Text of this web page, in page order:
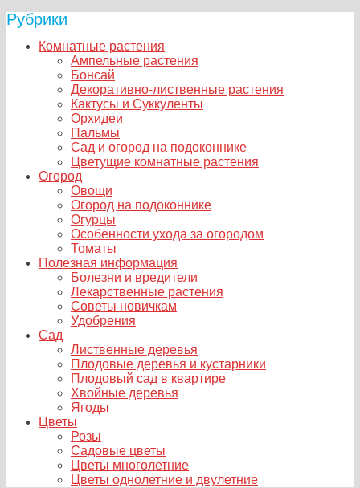
Рубрики
Комнатные растения
Ампельные растения
Бонсай
Декоративно-лиственные растения
Кактусы и Суккуленты
Орхидеи
Пальмы
Сад и огород на подоконнике
Цветущие комнатные растения
Огород
Овощи
Огород на подоконнике
Огурцы
Особенности ухода за огородом
Томаты
Полезная информация
Болезни и вредители
Лекарственные растения
Советы новичкам
Удобрения
Сад
Лиственные деревья
Плодовые деревья и кустарники
Плодовый сад в квартире
Хвойные деревья
Ягоды
Цветы
Розы
Садовые цветы
Цветы многолетние
Цветы однолетние и двулетние